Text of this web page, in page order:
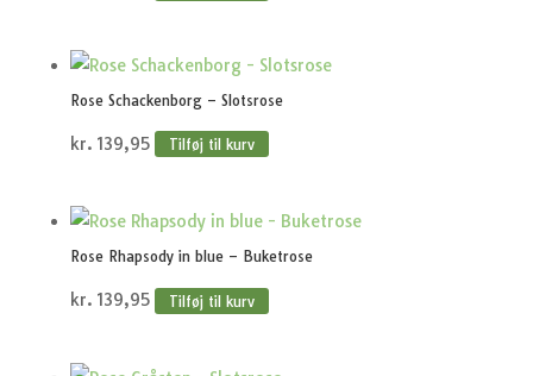
Rose Schackenborg – Slotsrose
kr. 139,95 Tilføj til kurv
Rose Rhapsody in blue – Buketrose
kr. 139,95 Tilføj til kurv